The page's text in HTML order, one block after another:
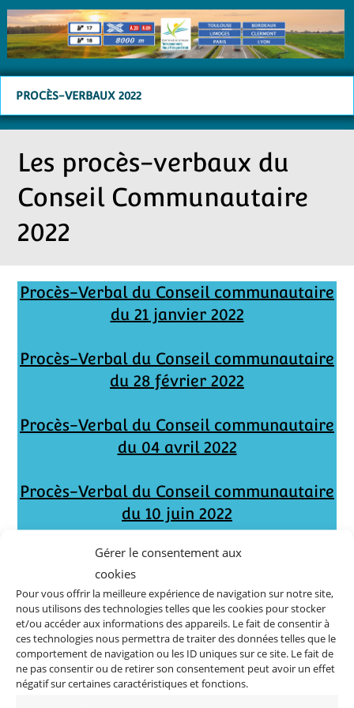
Gérer le consentement aux
cookies
Pour vous offrir la meilleure expérience de navigation sur notre site,
nous utilisons des technologies telles que les cookies pour stocker
et/ou accéder aux informations des appareils. Le fait de consentir à
ces technologies nous permettra de traiter des données telles que le
comportement de navigation ou les ID uniques sur ce site. Le fait de
ne pas consentir ou de retirer son consentement peut avoir un effet
négatif sur certaines caractéristiques et fonctions.
PROCÈS-VERBAUX 2022
Les procès-verbaux du
Conseil Communautaire
2022
Procès-Verbal du Conseil communautaire
du 21 janvier 2022
Procès-Verbal du Conseil communautaire
du 28 février 2022
Procès-Verbal du Conseil communautaire
du 04 avril 2022
Procès-Verbal du Conseil communautaire
du 10 juin 2022
Procès-Verbal du Conseil communautaire
du 28 juin 2022
Procès-Verbal du Conseil communautaire
du 12 juillet 2022
Procès-Verbal du Conseil communautaire